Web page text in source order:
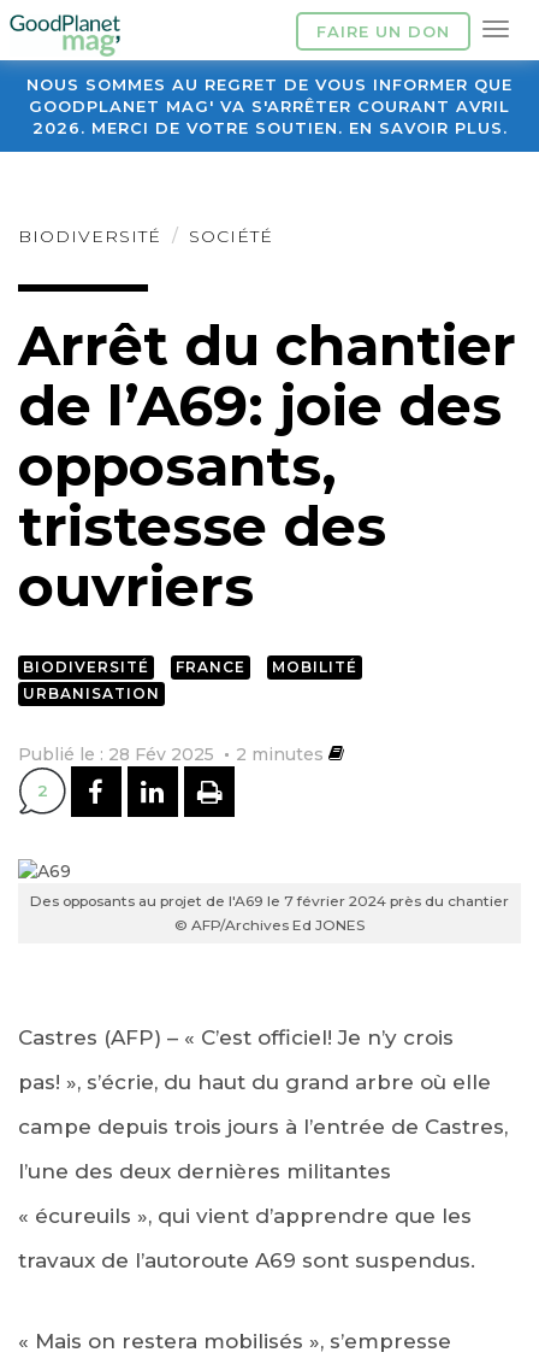
FAIRE UN DON
NOUS SOMMES AU REGRET DE VOUS INFORMER QUE
GOODPLANET MAG' VA S'ARRÊTER COURANT AVRIL
2026. MERCI DE VOTRE SOUTIEN. EN SAVOIR PLUS.
BIODIVERSITÉ SOCIÉTÉ
Arrêt du chantier
de l’A69: joie des
opposants,
tristesse des
ouvriers
BIODIVERSITÉ FRANCE
MOBILITÉ
URBANISATION
Publié le : 28 Fév 2025 2 minutes
2 PARTAGER SUR FACEBOOK
PARTAGER SUR
IMPRIMER
Des opposants au projet de l'A69 le 7 février 2024 près du chantier
© AFP/Archives Ed JONES
Castres (AFP) – « C’est officiel! Je n’y crois
pas! », s’écrie, du haut du grand arbre où elle
campe depuis trois jours à l’entrée de Castres,
l’une des deux dernières militantes
« écureuils », qui vient d’apprendre que les
travaux de l’autoroute A69 sont suspendus.
« Mais on restera mobilisés », s’empresse